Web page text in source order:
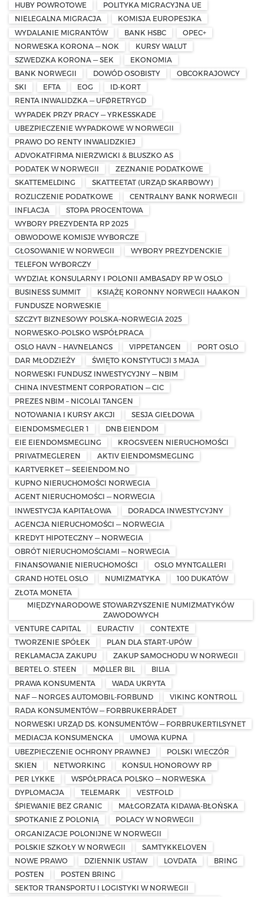
HUBY POWROTOWE
POLITYKA MIGRACYJNA UE
NIELEGALNA MIGRACJA
KOMISJA EUROPESJKA
WYDALANIE MIGRANTÓW
BANK HSBC
OPEC+
NORWESKA KORONA — NOK
KURSY WALUT
SZWEDZKA KORONA — SEK
EKONOMIA
BANK NORWEGII
DOWÓD OSOBISTY
OBCOKRAJOWCY
SKI
EFTA EOG
ID-KORT
RENTA INWALIDZKA — UFØRETRYGD
WYPADEK PRZY PRACY — YRKESSKADE
UBEZPIECZENIE WYPADKOWE W NORWEGII
PRAWO DO RENTY INWALIDZKIEJ
ADVOKATFIRMA NIERZWICKI & BLUSZKO AS
PODATEK W NORWEGII
ZEZNANIE PODATKOWE
SKATTEMELDING
SKATTEETAT (URZĄD SKARBOWY)
ROZLICZENIE PODATKOWE
CENTRALNY BANK NORWEGII
INFLACJA
STOPA PROCENTOWA
WYBORY PREZYDENTA RP 2025
OBWODOWE KOMISJE WYBORCZE
GŁOSOWANIE W NORWEGII
WYBORY PREZYDENCKIE
TELEFON WYBORCZY
WYDZIAŁ KONSULARNY I POLONII AMBASADY RP W OSLO
BUSINESS SUMMIT
KSIĄŻĘ KORONNY NORWEGII HAAKON
FUNDUSZE NORWESKIE
SZCZYT BIZNESOWY POLSKA–NORWEGIA 2025
NORWESKO-POLSKO WSPÓŁPRACA
OSLO HAVN – HAVNELANGS
VIPPETANGEN
PORT OSLO
DAR MŁODZIEŻY
ŚWIĘTO KONSTYTUCJI 3 MAJA
NORWESKI FUNDUSZ INWESTYCYJNY — NBIM
CHINA INVESTMENT CORPORATION — CIC
PREZES NBIM – NICOLAI TANGEN
NOTOWANIA I KURSY AKCJI
SESJA GIEŁDOWA
EIENDOMSMEGLER 1
DNB EIENDOM
EIE EIENDOMSMEGLING
KROGSVEEN NIERUCHOMOŚCI
PRIVATMEGLEREN
AKTIV EIENDOMSMEGLING
KARTVERKET — SEEIENDOM.NO
KUPNO NIERUCHOMOŚCI NORWEGIA
AGENT NIERUCHOMOŚCI — NORWEGIA
INWESTYCJA KAPITAŁOWA
DORADCA INWESTYCYJNY
AGENCJA NIERUCHOMOŚCI — NORWEGIA
KREDYT HIPOTECZNY — NORWEGIA
OBRÓT NIERUCHOMOŚCIAMI — NORWEGIA
FINANSOWANIE NIERUCHOMOŚCI
OSLO MYNTGALLERI
GRAND HOTEL OSLO
NUMIZMATYKA
100 DUKATÓW
ZŁOTA MONETA
MIĘDZYNARODOWE STOWARZYSZENIE NUMIZMATYKÓW
ZAWODOWYCH
VENTURE CAPITAL
EURACTIV
CONTEXTE
TWORZENIE SPÓŁEK
PLAN DLA START-UPÓW
REKLAMACJA ZAKUPU
ZAKUP SAMOCHODU W NORWEGII
BERTEL O. STEEN
MØLLER BIL
BILIA
PRAWA KONSUMENTA
WADA UKRYTA
NAF — NORGES AUTOMOBIL-FORBUND
VIKING KONTROLL
RADA KONSUMENTÓW — FORBRUKERRÅDET
NORWESKI URZĄD DS. KONSUMENTÓW — FORBRUKERTILSYNET
MEDIACJA KONSUMENCKA
UMOWA KUPNA
UBEZPIECZENIE OCHRONY PRAWNEJ
POLSKI WIECZÓR
SKIEN
NETWORKING
KONSUL HONOROWY RP
PER LYKKE
WSPÓŁPRACA POLSKO — NORWESKA
DYPLOMACJA
TELEMARK
VESTFOLD
ŚPIEWANIE BEZ GRANIC
MAŁGORZATA KIDAWA-BŁOŃSKA
SPOTKANIE Z POLONIĄ
POLACY W NORWEGII
ORGANIZACJE POLONIJNE W NORWEGII
POLSKIE SZKOŁY W NORWEGII
SAMTYKKELOVEN
NOWE PRAWO
DZIENNIK USTAW LOVDATA
BRING
POSTEN
POSTEN BRING
SEKTOR TRANSPORTU I LOGISTYKI W NORWEGII